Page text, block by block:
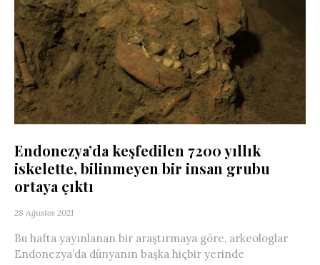
Endonezya’da keşfedilen 7200 yıllık
iskelette, bilinmeyen bir insan grubu
ortaya çıktı
28 Ağustos 2021
Bu hafta yayınlanan bir araştırmaya göre, arkeologlar
Endonezya’da dünyanın başka hiçbir yerinde